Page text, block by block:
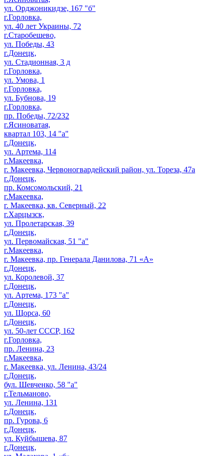
ул. Орджоникидзе, 167 "б"
г.Горловка,
ул. 40 лет Украины, 72
г.Старобешево,
ул. Победы, 43
г.Донецк,
ул. Стадионная, 3 д
г.Горловка,
ул. Умова, 1
г.Горловка,
ул. Бубнова, 19
г.Горловка,
пр. Победы, 72/232
г.Ясиноватая,
квартал 103, 14 "а"
г.Донецк,
ул. Артема, 114
г.Макеевка,
г. Макеевка, Червоногвардейский район, ул. Тореза, 47а
г.Донецк,
пр. Комсомольский, 21
г.Макеевка,
г. Макеевка, кв. Северный, 22
г.Харцызск,
ул. Пролетарская, 39
г.Донецк,
ул. Первомайская, 51 "а"
г.Макеевка,
г. Макеевка, пр. Генерала Данилова, 71 «А»
г.Донецк,
ул. Королевой, 37
г.Донецк,
ул. Артема, 173 "а"
г.Донецк,
ул. Щорса, 60
г.Донецк,
ул. 50-лет СССР, 162
г.Горловка,
пр. Ленина, 23
г.Макеевка,
г. Макеевка, ул. Ленина, 43/24
г.Донецк,
бул. Шевченко, 58 "а"
г.Тельманово,
ул. Ленина, 131
г.Донецк,
пр. Гурова, 6
г.Донецк,
ул. Куйбышева, 87
г.Донецк,